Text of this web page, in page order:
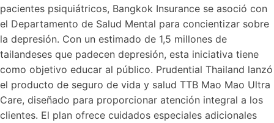
pacientes psiquiátricos, Bangkok Insurance se asoció con
el Departamento de Salud Mental para concientizar sobre
la depresión. Con un estimado de 1,5 millones de
tailandeses que padecen depresión, esta iniciativa tiene
como objetivo educar al público. Prudential Thailand lanzó
el producto de seguro de vida y salud TTB Mao Mao Ultra
Care, diseñado para proporcionar atención integral a los
clientes. El plan ofrece cuidados especiales adicionales